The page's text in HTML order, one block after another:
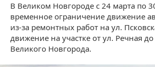
В Великом Новгороде с 24 марта по
временное ограничение движение
из-за ремонтных работ на ул.
движение на участке от ул. Речная
Великого Новгорода.